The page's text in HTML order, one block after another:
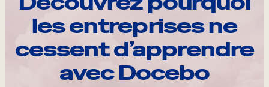
les entreprises ne
cessent d’apprendre
avec Docebo